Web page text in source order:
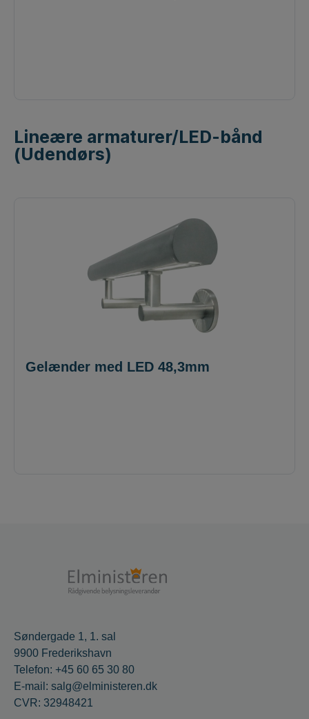
Lineære armaturer/LED-bånd
(Udendørs)
Gelænder med LED 48,3mm
Søndergade 1, 1. sal
9900 Frederikshavn
Telefon: +45 60 65 30 80
E-mail: salg@elministeren.dk
CVR: 32948421